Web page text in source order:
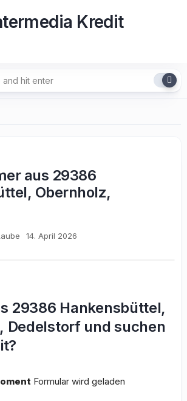
aus 29386
Obernholz,
14. April 2026
29386 Hankensbüttel,
Dedelstorf und suchen
Formular wird geladen